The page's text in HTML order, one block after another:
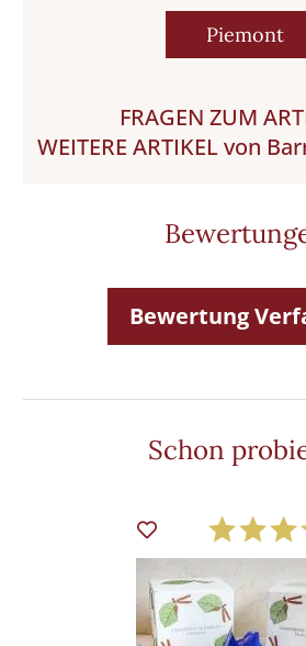
Piemont
FRAGEN ZUM
WEITERE ARTIKEL von
Bewertung
Schon